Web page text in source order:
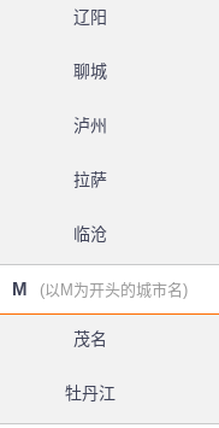
辽阳
聊城
泸州
拉萨
临沧
M (以M为开头的城市名)
茂名
牡丹江